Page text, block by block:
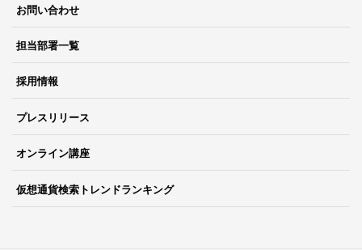
お問い合わせ
担当部署一覧
採用情報
プレスリリース
オンライン講座
仮想通貨検索トレンドランキング